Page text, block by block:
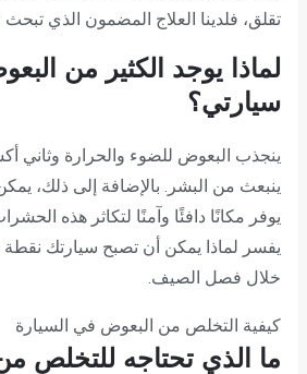
تقلق، فلدينا العلاج المضمون الذي تبحث
لماذا يوجد الكثير من
سيارتي؟
ينجذب البعوض للضوء والحرارة وثاني
ينبعث من البشر. بالإضافة إلى ذلك،
يوفر مكانًا دافئًا وآمنًا لتكاثر هذه
يفسر لماذا يمكن أن تصبح سيارتك
خلال فصل الصيف.
كيفية التخلص من البعوض في السيارة
ما الذي تحتاجه للتخلص